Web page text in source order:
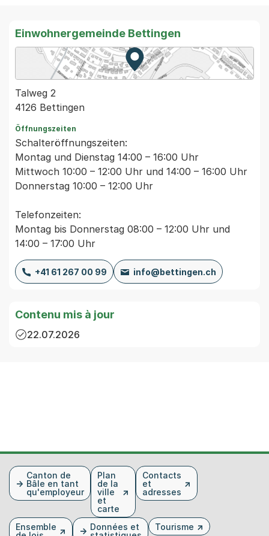
Einwohnergemeinde Bettingen
Zur Karte von MapBS.
Externer Link, wird in einem
Talweg 2
4126 Bettingen
Öffnungszeiten
Schalteröffnungszeiten:
Montag und Dienstag 14:00 – 16:00 Uhr
Mittwoch 10:00 – 12:00 Uhr und 14:00 – 16:00 Uhr
Donnerstag 10:00 – 12:00 Uhr
Telefonzeiten:
Montag bis Donnerstag 08:00 – 12:00 Uhr und
14:00 – 17:00 Uhr
+41 61 267 00 99 info@bettingen.ch
Contenu mis à jour
22.07.2026
FusszeileCanton de
Bâle en tant
qu'employeur
Plan
de la
ville
et
carte
Contacts
et
adresses
Ensemble
Données et
Tourisme